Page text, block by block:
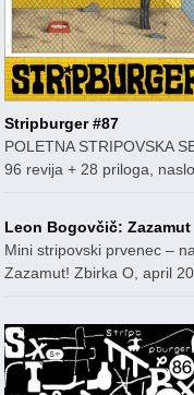
Stripburger #87
POLETNA STRIPOVSKA
96 revija + 28 priloga,
Leon Bogovčič: Zazamut
Mini stripovski prvenec –
Zazamut! Zbirka O, april